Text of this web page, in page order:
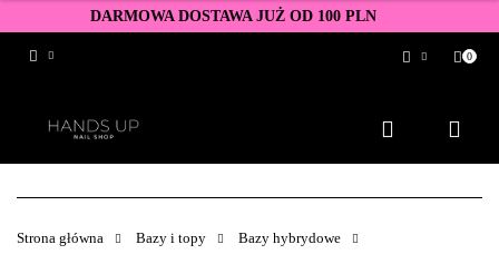
DARMOWA DOSTAWA JUŻ OD 100 PLN
Zarejestruj się
Dodaj zgłoszenie
Zgody cookies
0
Strona główna Bazy i topy Bazy hybrydowe